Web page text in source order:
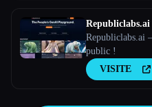
Republiclabs.ai
Republiclabs.ai
public !
VISITE